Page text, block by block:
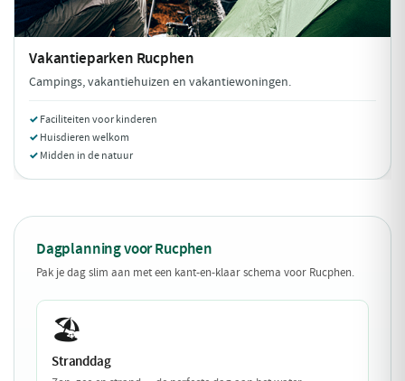
Vakantieparken Rucphen
Campings, vakantiehuizen en vakantiewoningen.
Faciliteiten voor kinderen
Huisdieren welkom
Midden in de natuur
Dagplanning voor Rucphen
Pak je dag slim aan met een kant-en-klaar schema voor Rucphen.
🏖️
Stranddag